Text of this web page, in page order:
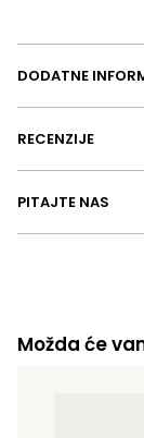
DODATNE
RECENZIJE
PITAJTE NAS
Možda će